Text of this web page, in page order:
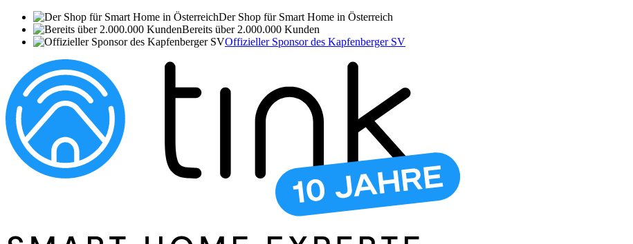
Der Shop für Smart Home in Österreich
Bereits über 2.000.000 Kunden
Offizieller Sponsor des Kapfenberger SV